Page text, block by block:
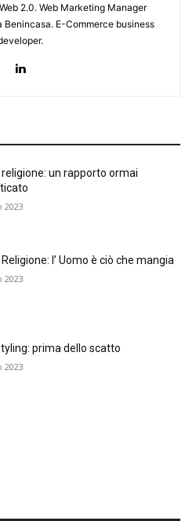
2.0. Web Marketing Manager
E-Commerce business
religione: un rapporto ormai
2023
I’ Uomo è ciò che mangia
2023
prima dello scatto
2023